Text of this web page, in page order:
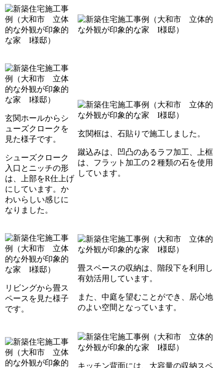
玄関ホールからシ
ューズクロークを
見た様子です。
シューズクローク
入口とニッチの形
は、上部をR仕上げ
にしています。か
わいらしい感じに
なりました。
玄関框は、石貼りで施工しました。
蹴込みは、凹凸のあるラフ加工、上框
は、フラット加工の２種類の石を使用
しています。
リビングから畳ス
ペースを見た様子
です。
畳スペースの収納は、階段下を利用し
有効活用しています。
また、中庭を望むことができ、居心地
のよい空間となっています。
キッチン背面には、大容量の収納スペ